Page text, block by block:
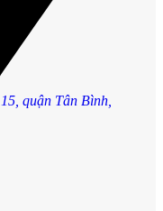
quận Tân Bình,